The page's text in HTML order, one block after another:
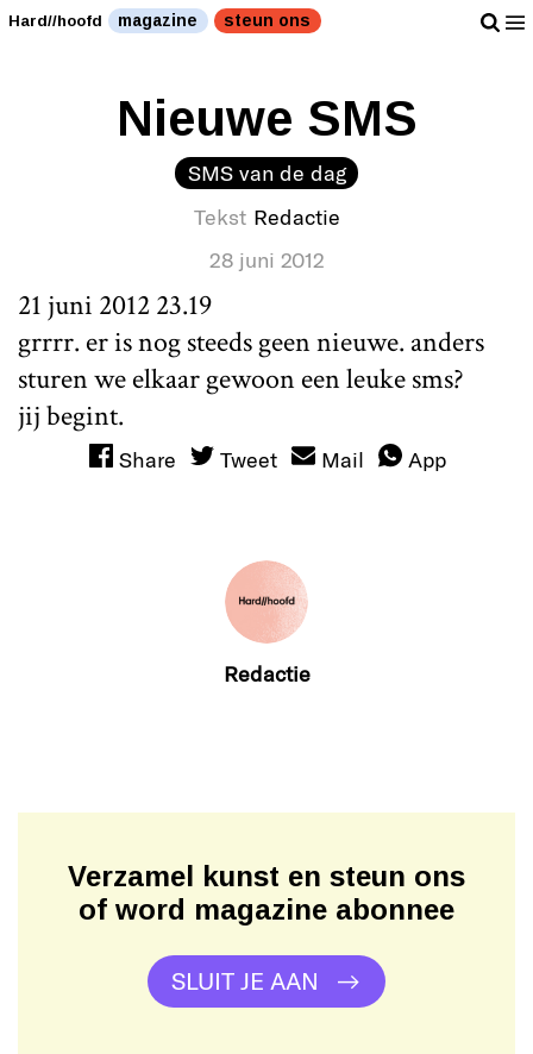
Hard//hoofd magazine steun ons
Nieuwe SMS
SMS van de dag
Tekst Redactie
28 juni 2012
21 juni 2012 23.19
grrrr. er is nog steeds geen nieuwe. anders
sturen we elkaar gewoon een leuke sms?
jij begint.
Share Tweet Mail App
Redactie
Verzamel kunst en steun ons
of word magazine abonnee
SLUIT JE AAN